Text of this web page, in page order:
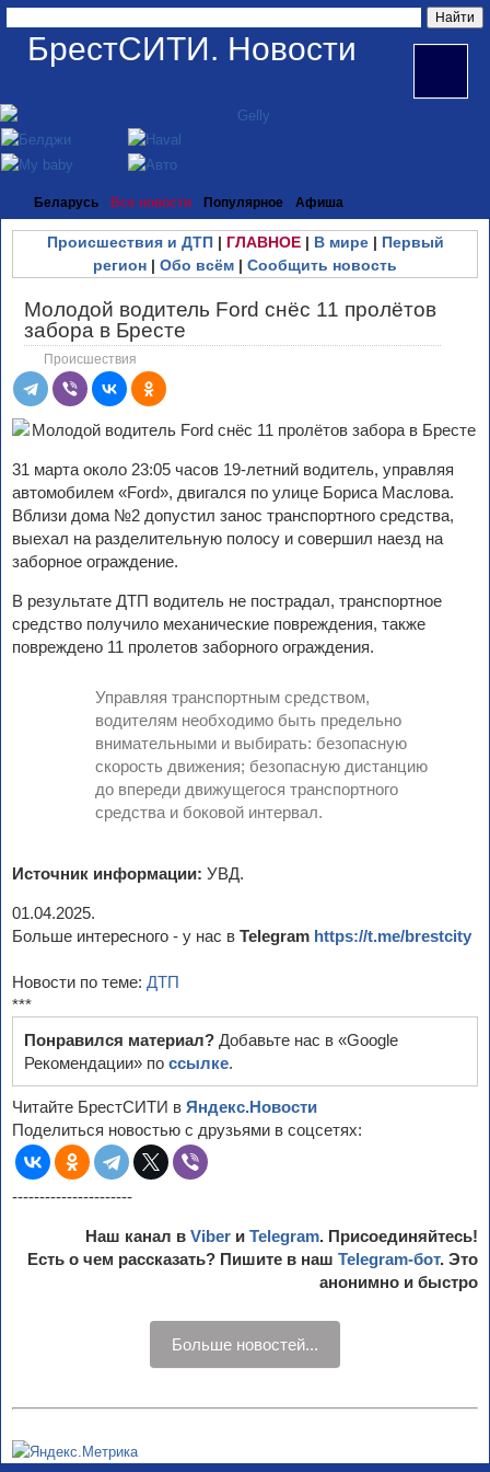
БрестСИТИ. Новости
Беларусь Все новости Популярное Афиша
Происшествия и ДТП| ГЛАВНОЕ| В мире| Первый
регион | Обо всём | Сообщить новость
Молодой водитель Ford снёс 11 пролётов
забора в Бресте
Происшествия
31 марта около 23:05 часов 19-летний водитель, управляя
автомобилем «Ford», двигался по улице Бориса Маслова.
Вблизи дома №2 допустил занос транспортного средства,
выехал на разделительную полосу и совершил наезд на
заборное ограждение.
В результате ДТП водитель не пострадал, транспортное
средство получило механические повреждения, также
повреждено 11 пролетов заборного ограждения.
Управляя транспортным средством,
водителям необходимо быть предельно
внимательными и выбирать: безопасную
скорость движения; безопасную дистанцию
до впереди движущегося транспортного
средства и боковой интервал.
Источник информации: УВД.
01.04.2025.
Больше интересного - у нас в Telegram https://t.me/brestcity
Новости по теме: ДТП
***
Понравился материал? Добавьте нас в «Google
Рекомендации» по ссылке.
Читайте БрестСИТИ в Яндекс.Новости
Поделиться новостью с друзьями в соцсетях:
----------------------
Наш канал в Viber и Telegram. Присоединяйтесь!
Есть о чем рассказать? Пишите в наш Telegram-бот. Это
анонимно и быстро
Больше новостей...